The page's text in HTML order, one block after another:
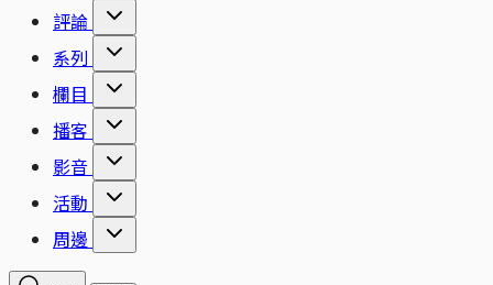
評論
系列
欄目
播客
影音
活動
周邊